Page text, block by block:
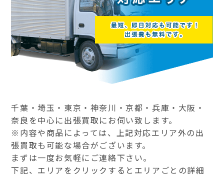
千葉・埼玉・東京・神奈川・京都・兵庫・大阪・
奈良を中心に出張買取にお伺い致します。
※内容や商品によっては、上記対応エリア外の出
張買取も可能な場合がございます。
まずは一度お気軽にご連絡下さい。
下記、エリアをクリックするとエリアごとの詳細